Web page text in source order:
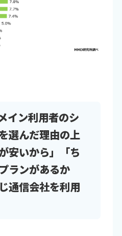
イン利用者のシ
選んだ理由の上
安いから」「ち
ランがあるか
通信会社を利用